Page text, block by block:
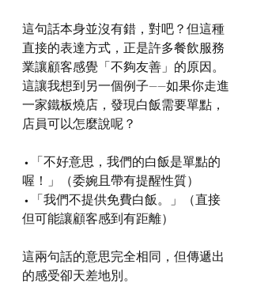
這句話本身並沒有錯，對吧？但這種
直接的表達方式，正是許多餐飲服務
業讓顧客感覺「不夠友善」的原因。
這讓我想到另一個例子——如果你走進
一家鐵板燒店，發現白飯需要單點，
店員可以怎麼說呢？
喔！」（委婉且帶有提醒性質）
但可能讓顧客感到有距離）
這兩句話的意思完全相同，但傳遞出
的感受卻天差地別。